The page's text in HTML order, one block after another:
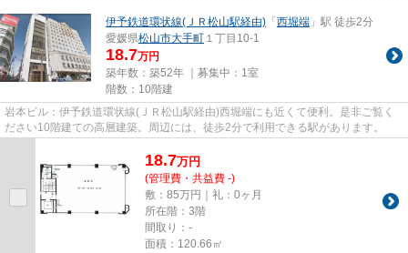
伊予鉄道環状線(ＪＲ松山駅経由) 「 西堀端 」駅 徒歩2分
愛媛県松山市大手町 １丁目10-1
18.7万円
築年数：築52年 ｜募集中： 1室
階数：10階建
岩本ビル：伊予鉄道環状線(ＪＲ松山駅経由)西堀端にも近くて便利。是非ご覧く
ださい10階建ての高層建築。周辺には、徒歩2分で利用できる駅があります。
18.7万円
(管理費・共益費 -)
敷：85万円｜礼：0ヶ月
所在階：3階
間取り：-
面積：120.66㎡